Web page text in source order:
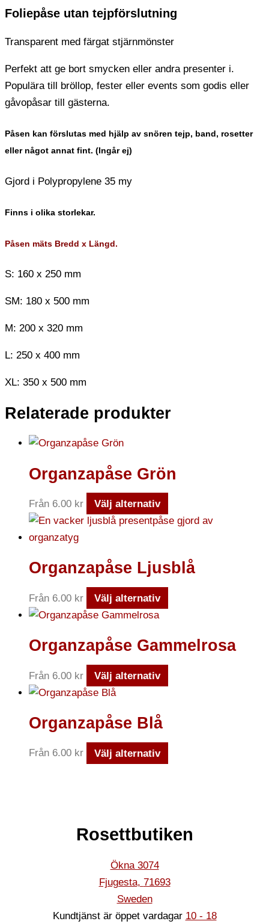
Foliepåse utan tejpförslutning
Transparent med färgat stjärnmönster
Perfekt att ge bort smycken eller andra presenter i.
Populära till bröllop, fester eller events som godis eller
gåvopåsar till gästerna.
Påsen kan förslutas med hjälp av snören tejp, band, rosetter
eller något annat fint. (Ingår ej)
Gjord i Polypropylene 35 my
Finns i olika storlekar.
Påsen mäts Bredd x Längd.
S: 160 x 250 mm
SM: 180 x 500 mm
M: 200 x 320 mm
L: 250 x 400 mm
XL: 350 x 500 mm
Relaterade produkter
Organzapåse Grön
Från 6.00 kr Välj alternativ
Organzapåse Ljusblå
Från 6.00 kr Välj alternativ
Organzapåse Gammelrosa
Från 6.00 kr Välj alternativ
Organzapåse Blå
Från 6.00 kr Välj alternativ
Rosettbutiken
Ökna 3074
Fjugesta, 71693
Sweden
Kundtjänst är öppet vardagar 10 - 18